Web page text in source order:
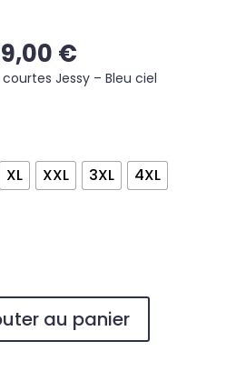
€Le
prix
actuel
Jessy – Bleu ciel
XL XXL 3XL
4XL
au panier